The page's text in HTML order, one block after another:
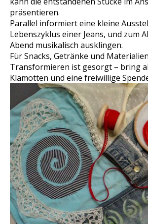
präsentieren.
Parallel informiert eine kleine
Lebenszyklus einer Jeans, und zum
Abend musikalisch ausklingen.
Für Snacks, Getränke und
Transformieren ist gesorgt – bring
Klamotten und eine freiwillige